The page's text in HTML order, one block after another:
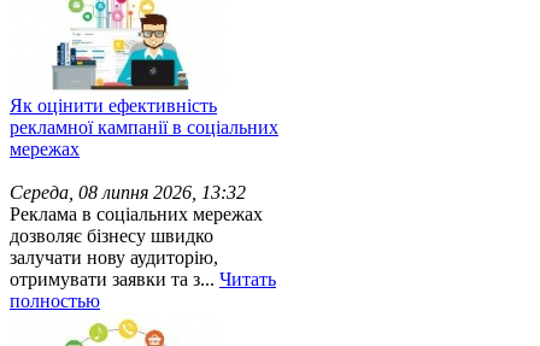
Як оцінити ефективність
рекламної кампанії в соціальних
мережах
Середа, 08 липня 2026, 13:32
Реклама в соціальних мережах
дозволяє бізнесу швидко
залучати нову аудиторію,
отримувати заявки та з... Читать
полностью